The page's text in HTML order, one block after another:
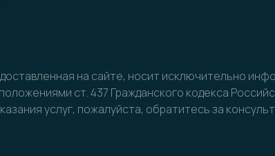
на сайте, носит исключительно
ст. 437 Гражданского кодекса
услуг, пожалуйста, обратитесь за